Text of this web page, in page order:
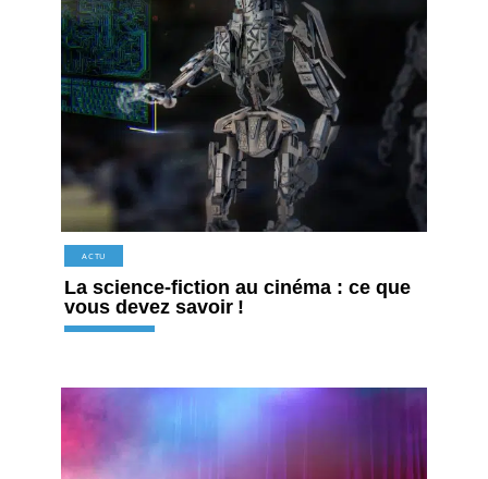
ACTU
La science-fiction au cinéma : ce que
vous devez savoir !